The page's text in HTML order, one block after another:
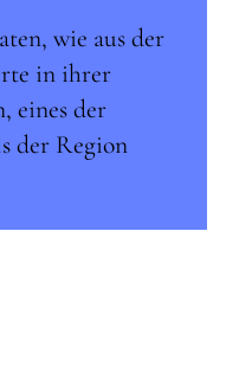
wie aus der
in ihrer
eines der
der Region